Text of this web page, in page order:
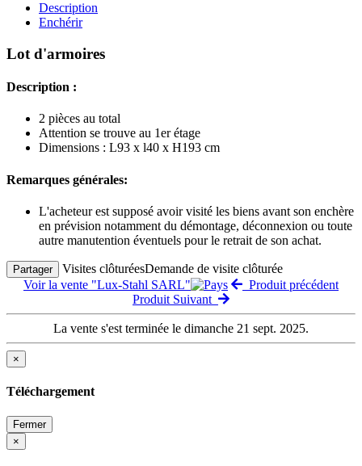
Description
Enchérir
Lot d'armoires
Description :
2 pièces au total
Attention se trouve au 1er étage
Dimensions : L93 x l40 x H193 cm
Remarques générales:
L'acheteur est supposé avoir visité les biens avant son enchère
en prévision notamment du démontage, déconnexion ou toute
autre manutention éventuels pour le retrait de son achat.
Partager Visites clôturéesDemande de visite clôturée
Voir la vente "Lux-Stahl SARL"
Produit précédent
Produit Suivant
La vente s'est terminée le dimanche 21 sept. 2025.
×
Téléchargement
Fermer
×